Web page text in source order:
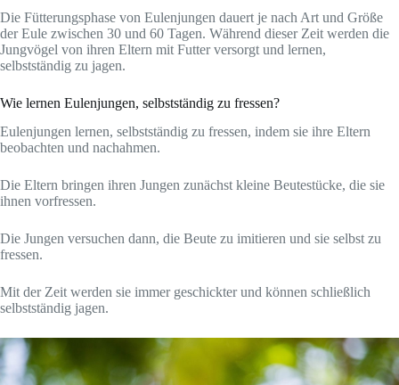
Die Fütterungsphase von Eulenjungen dauert je nach Art und Größe
der Eule zwischen 30 und 60 Tagen. Während dieser Zeit werden die
Jungvögel von ihren Eltern mit Futter versorgt und lernen,
selbstständig zu jagen.
Wie lernen Eulenjungen, selbstständig zu fressen?
Eulenjungen lernen, selbstständig zu fressen, indem sie ihre Eltern
beobachten und nachahmen.
Die Eltern bringen ihren Jungen zunächst kleine Beutestücke, die sie
ihnen vorfressen.
Die Jungen versuchen dann, die Beute zu imitieren und sie selbst zu
fressen.
Mit der Zeit werden sie immer geschickter und können schließlich
selbstständig jagen.